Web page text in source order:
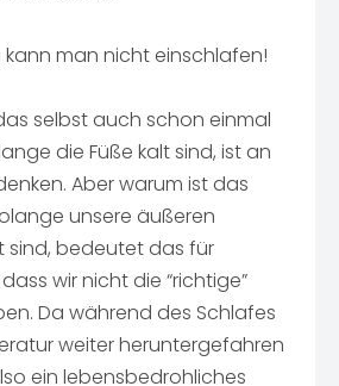
kann man nicht einschlafen!
selbst auch schon einmal
die Füße kalt sind, ist an
Aber warum ist das
unsere äußeren
sind, bedeutet das für
wir nicht die “richtige”
Da während des Schlafes
weiter heruntergefahren
ein lebensbedrohliches